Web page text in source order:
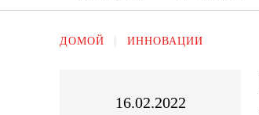
ДОМОЙ ИННОВАЦИИ
16.02.2022